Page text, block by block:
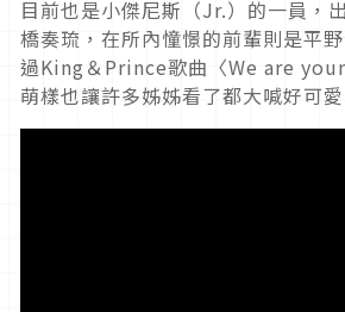
目前也是小傑尼斯（Jr.）的一員，
橋奏琉，在所內憧憬的前輩則是平
過King＆Prince歌曲〈We are
萌樣也讓許多姊姊看了都大喊好可愛